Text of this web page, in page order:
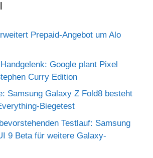
Prepaid-Angebot um Alo
Google plant Pixel
Curry Edition
Samsung Galaxy Z Fold8 besteht
Biegetest
Testlauf: Samsung
9 Beta für weitere Galaxy-